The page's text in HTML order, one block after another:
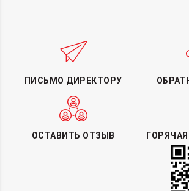
ПИСЬМО ДИРЕКТОРУ
ОСТАВИТЬ ОТЗЫВ ГОРЯЧАЯ